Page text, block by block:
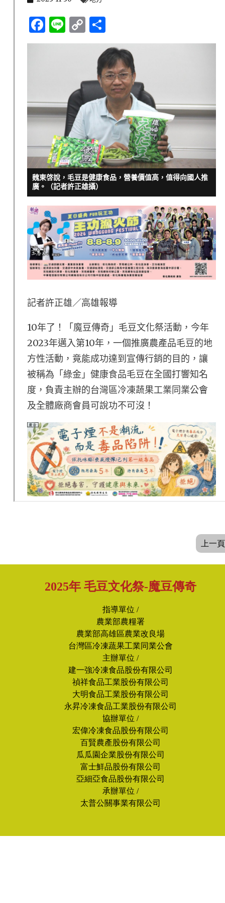
上一頁
2025年 毛豆文化祭-魔豆傳奇
指導單位 /
農業部農糧署
農業部高雄區農業改良場
台灣區冷凍蔬果工業同業公會
主辦單位 /
建一強冷凍食品股份有限公司
禎祥食品工業股份有限公司
大明食品工業股份有限公司
永昇冷凍食品工業股份有限公司
協辦單位 /
宏偉冷凍食品股份有限公司
百賢農產股份有限公司
瓜瓜園企業股份有限公司
富士鮮品股份有限公司
亞細亞食品股份有限公司
承辦單位 /
太普公關事業有限公司